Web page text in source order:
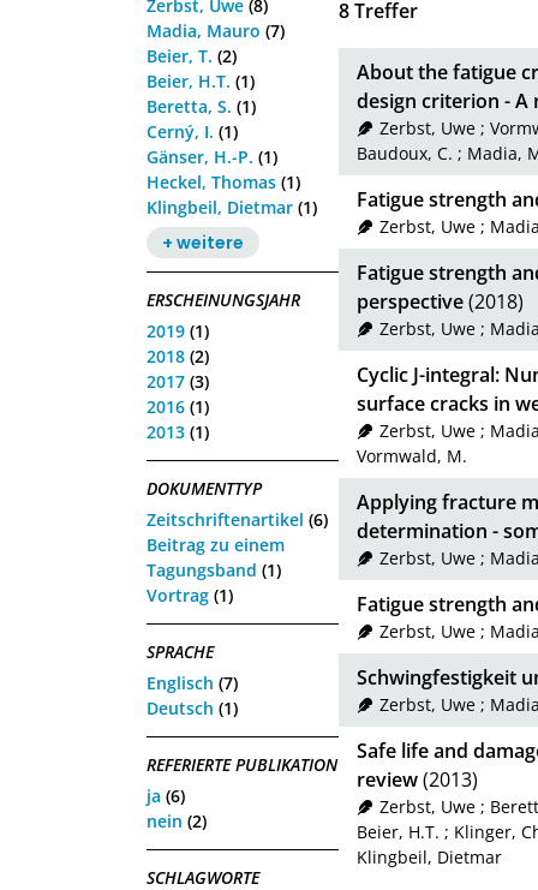
Zerbst, Uwe (8)
Madia, Mauro (7)
Beier, T. (2)
Beier, H.T. (1)
Beretta, S. (1)
Cerný, I. (1)
Gänser, H.-P. (1)
Heckel, Thomas (1)
Klingbeil, Dietmar (1)
+ weitere
ERSCHEINUNGSJAHR
2019 (1)
2018 (2)
2017 (3)
2016 (1)
2013 (1)
DOKUMENTTYP
Zeitschriftenartikel (6)
Beitrag zu einem
Tagungsband (1)
Vortrag (1)
SPRACHE
Englisch (7)
Deutsch (1)
REFERIERTE PUBLIKATION
ja (6)
nein (2)
SCHLAGWORTE
8Treffer
About the fatigue
design criterion - A
Zerbst, Uwe;
Baudoux, C. ; Madia,
Fatigue strength
Zerbst, Uwe;
Fatigue strength
perspective(2018)
Zerbst, Uwe;
Cyclic J-integral:
surface cracks in
Zerbst, Uwe;
Vormwald, M.
Applying fracture
determination -
Zerbst, Uwe;
Fatigue strength
Zerbst, Uwe;
Schwingfestigkeit
Zerbst, Uwe;
Safe life and
review(2013)
Zerbst, Uwe;
Beier, H.T. ; Klinger,
Klingbeil, Dietmar